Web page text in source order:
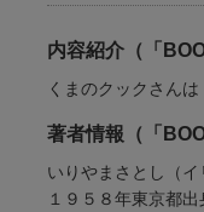
内容紹介（「
くまのクックさん
著者情報（「
いりやまさとし（イ
１９５８年東京都